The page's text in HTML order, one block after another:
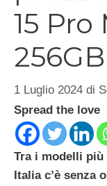
15 Pro
1 Luglio 2024 di
Spread the love
Tra i modelli
Italia c’è senza